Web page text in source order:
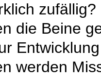
die Beine
werden